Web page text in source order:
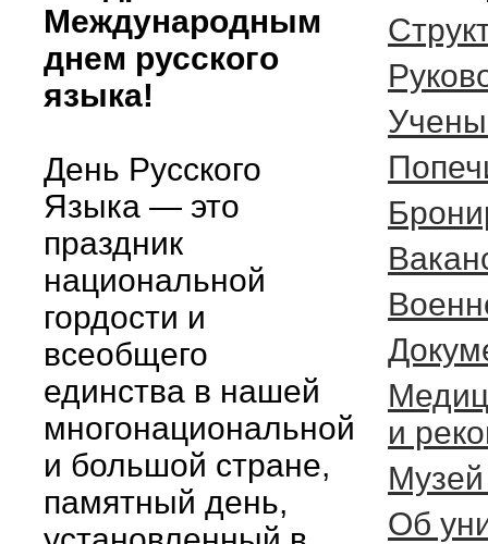
Международным
днем русского
языка!
День Русского
Языка — это
праздник
национальной
гордости и
всеобщего
единства в нашей
многонациональной
и большой стране,
памятный день,
и
Музей
Об